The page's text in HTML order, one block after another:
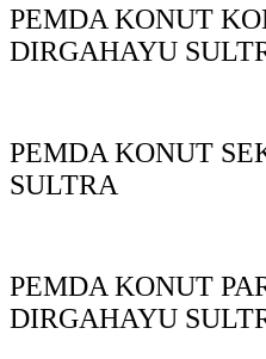
PEMDA KONUT
DIRGAHAYU
PEMDA KONUT
SULTRA
PEMDA KONUT
DIRGAHAYU